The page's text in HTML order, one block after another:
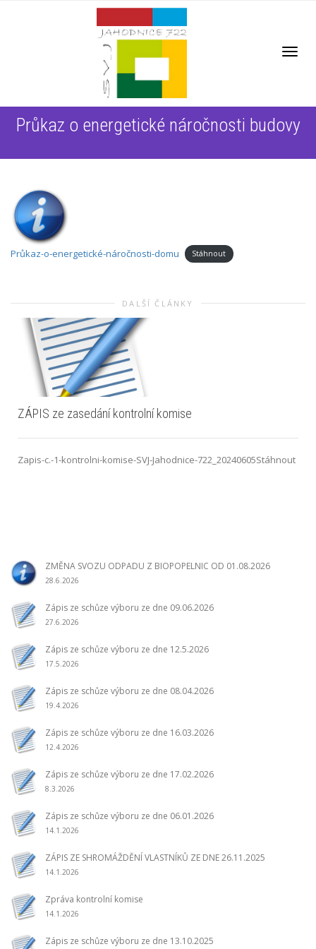
Průkaz o energetické náročnosti budovy
Průkaz-o-energetické-náročnosti-domu Stáhnout
DALŠÍ ČLÁNKY
ZÁPIS ze zasedání kontrolní komise
Zapis-c.-1-kontrolni-komise-SVJ-Jahodnice-722_20240605Stáhnout
ZMĚNA SVOZU ODPADU Z BIOPOPELNIC OD 01.08.2026
28.6.2026
Zápis ze schůze výboru ze dne 09.06.2026
27.6.2026
Zápis ze schůze výboru ze dne 12.5.2026
17.5.2026
Zápis ze schůze výboru ze dne 08.04.2026
19.4.2026
Zápis ze schůze výboru ze dne 16.03.2026
12.4.2026
Zápis ze schůze výboru ze dne 17.02.2026
8.3.2026
Zápis ze schůze výboru ze dne 06.01.2026
14.1.2026
ZÁPIS ZE SHROMÁŽDĚNÍ VLASTNÍKŮ ZE DNE 26.11.2025
14.1.2026
Zpráva kontrolní komise
14.1.2026
Zápis ze schůze výboru ze dne 13.10.2025